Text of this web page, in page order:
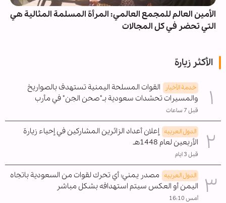
الأمين العالم للمجمع العالمي: المرأة المسلمة المثالية هي
التي تحضر في كل المجالات
الأكثر زيارة
خدمة الأخبار
القوات المسلحة اليمنية تستهدف بالصواريخ
والمسيرات تحشدات سعودية بـ"صحن الجن" في مأرب
قبل 7 ساعات
الدول العربیه إعلان أعداد الزائرين المشاركين في إحياء زيارة
الأربعين لعام 1448هـ
قبل 3 ايام
الدول العربیه مصدر يمني: أي تحرك لقوات من السعودية باتجاه
اليمن أو العكس سيتم استهدافه بشكل مباشر
أمس 16:10